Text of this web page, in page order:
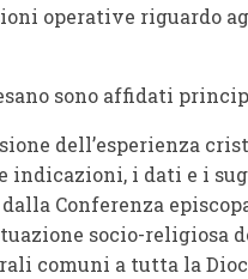
operative riguardo
sono affidati
dell’esperienza
indicazioni, i dati e i
Conferenza
socio-religiosa
comuni a tutta la